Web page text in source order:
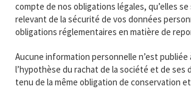
compte de nos obligations légales, qu’elles
relevant de la sécurité de vos données
obligations réglementaires en matière de
Aucune information personnelle n’est
l’hypothèse du rachat de la société et de
tenu de la même obligation de conservation